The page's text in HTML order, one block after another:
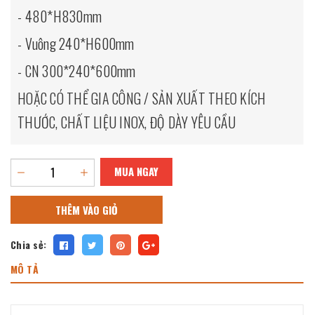
- 480*H830mm
- Vuông 240*H600mm
- CN 300*240*600mm
HOẶC CÓ THỂ GIA CÔNG / SẢN XUẤT THEO KÍCH
THƯỚC, CHẤT LIỆU INOX, ĐỘ DÀY YÊU CẦU
MUA NGAY
THÊM VÀO GIỎ
Chia sẻ:
MÔ TẢ